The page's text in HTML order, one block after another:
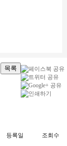
목록
등록일 조회수